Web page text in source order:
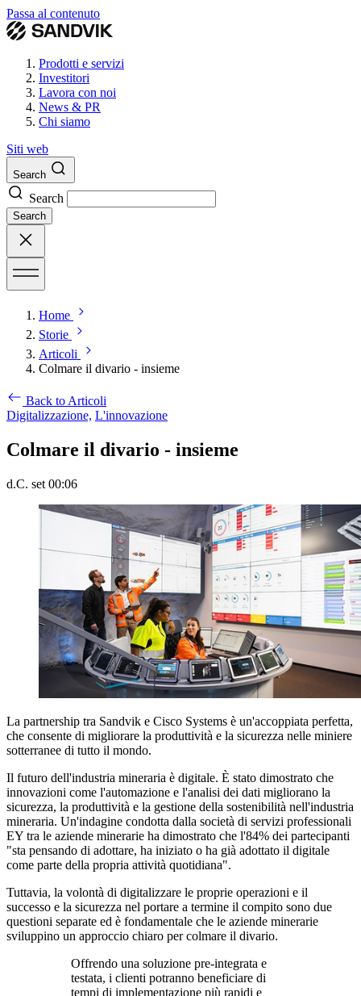
Passa al contenuto
Prodotti e servizi
Investitori
Lavora con noi
News & PR
Chi siamo
Siti web
Search
Search
Search
Home
Storie
Articoli
Colmare il divario - insieme
Back to Articoli
Digitalizzazione, L'innovazione
Colmare il divario - insieme
d.C. set 00:06
La partnership tra Sandvik e Cisco Systems è un'accoppiata perfetta,
che consente di migliorare la produttività e la sicurezza nelle miniere
sotterranee di tutto il mondo.
Il futuro dell'industria mineraria è digitale. È stato dimostrato che
innovazioni come l'automazione e l'analisi dei dati migliorano la
sicurezza, la produttività e la gestione della sostenibilità nell'industria
mineraria. Un'indagine condotta dalla società di servizi professionali
EY tra le aziende minerarie ha dimostrato che l'84% dei partecipanti
"sta pensando di adottare, ha iniziato o ha già adottato il digitale
come parte della propria attività quotidiana".
Tuttavia, la volontà di digitalizzare le proprie operazioni e il
successo e la sicurezza nel portare a termine il compito sono due
questioni separate ed è fondamentale che le aziende minerarie
sviluppino un approccio chiaro per colmare il divario.
Offrendo una soluzione pre-integrata e
testata, i clienti potranno beneficiare di
tempi di implementazione più rapidi e